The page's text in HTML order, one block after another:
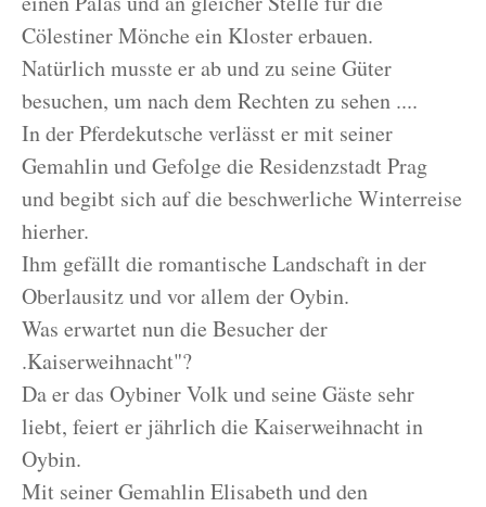
Cölestiner Mönche ein Kloster erbauen.
Natürlich musste er ab und zu seine Güter
besuchen, um nach dem Rechten zu sehen ....
In der Pferdekutsche verlässt er mit seiner
Gemahlin und Gefolge die Residenzstadt Prag
und begibt sich auf die beschwerliche Winterreise
hierher.
Ihm gefällt die romantische Landschaft in der
Oberlausitz und vor allem der Oybin.
Was erwartet nun die Besucher der
.Kaiserweihnacht"?
Da er das Oybiner Volk und seine Gäste sehr
liebt, feiert er jährlich die Kaiserweihnacht in
Oybin.
Mit seiner Gemahlin Elisabeth und den